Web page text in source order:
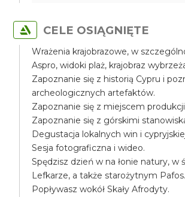
CELE OSIĄGNIĘTE
Wrażenia krajobrazowe, w
Aspro, widoki plaż, krajobraz
Zapoznanie się z historią Cypru i
archeologicznych artefaktów.
Zapoznanie się z miejscem
Zapoznanie się z górskimi
Degustacja lokalnych win i
Sesja fotograficzna i wideo.
Spędzisz dzień w na łonie natury, w
Lefkarze, a także starożytnym Pafos.
Popływasz wokół Skały Afrodyty.